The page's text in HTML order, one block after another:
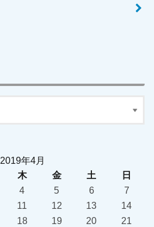
2019年4月
木 金 土
日
4 5 6
7
11 12 13
14
18 19 20
21